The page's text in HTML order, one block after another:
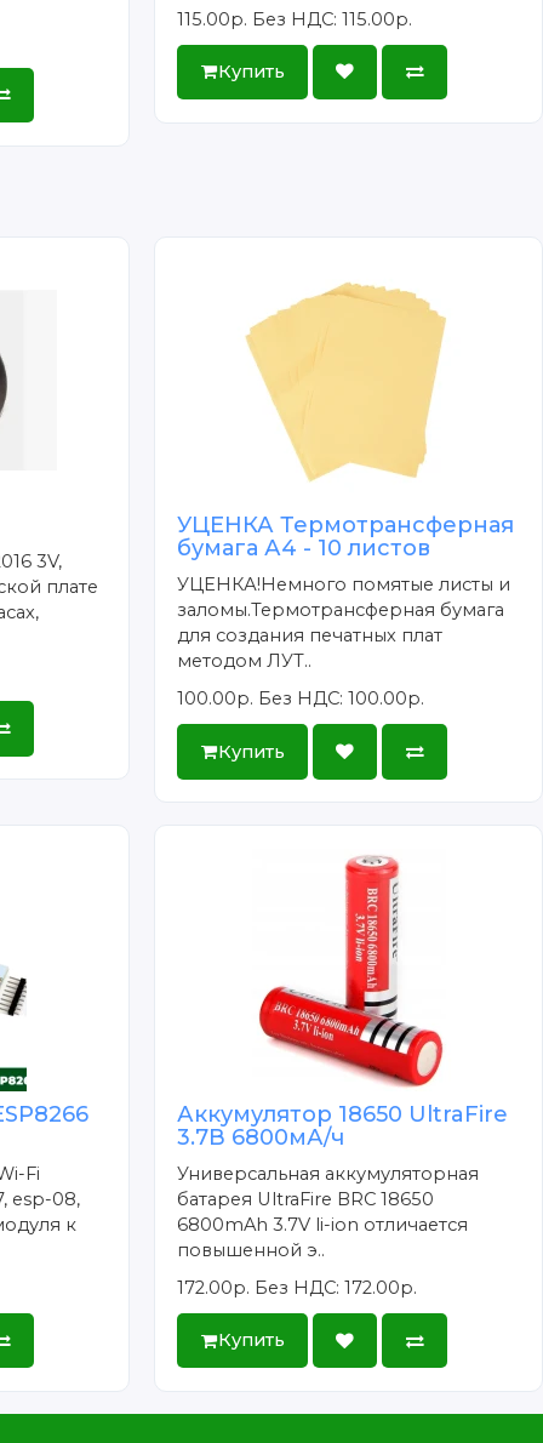
115.00р. Без НДС: 115.00р.
Купить
3V,
плате
УЦЕНКА Термотрансферная
бумага А4 - 10 листов
УЦЕНКА!Немного помятые листы и
заломы.Термотрансферная бумага
для создания печатных плат
методом ЛУТ..
100.00р. Без НДС: 100.00р.
Купить
Fi
esp-08,
к
Аккумулятор 18650 UltraFire
3.7В 6800мА/ч
Универсальная аккумуляторная
батарея UltraFire BRC 18650
6800mAh 3.7V li-ion отличается
повышенной э..
172.00р. Без НДС: 172.00р.
Купить